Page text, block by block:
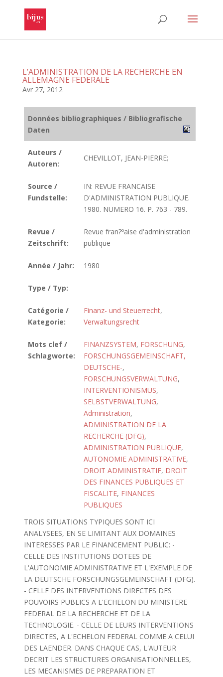
L’ADMINISTRATION DE LA RECHERCHE EN
ALLEMAGNE FEDERALE
Avr 27, 2012
Données bibliographiques / Bibliografische
Daten
Auteurs /
Autoren:
CHEVILLOT, JEAN-PIERRE;
Source /
Fundstelle:
IN: REVUE FRANCAISE
D'ADMINISTRATION PUBLIQUE.
1980. NUMERO 16. P. 763 - 789.
Revue /
Zeitschrift:
Revue fran?ºaise d'administration
publique
Année / Jahr: 1980
Type / Typ:
Catégorie /
Kategorie:
Finanz- und Steuerrecht,
Verwaltungsrecht
Mots clef /
Schlagworte:
FINANZSYSTEM, FORSCHUNG,
FORSCHUNGSGEMEINSCHAFT,
DEUTSCHE-,
FORSCHUNGSVERWALTUNG,
INTERVENTIONISMUS,
SELBSTVERWALTUNG,
Administration,
ADMINISTRATION DE LA
RECHERCHE (DFG),
ADMINISTRATION PUBLIQUE,
AUTONOMIE ADMINISTRATIVE,
DROIT ADMINISTRATIF, DROIT
DES FINANCES PUBLIQUES ET
FISCALITE, FINANCES
PUBLIQUES
TROIS SITUATIONS TYPIQUES SONT ICI
ANALYSEES, EN SE LIMITANT AUX DOMAINES
INTERESSES PAR LE FINANCEMENT PUBLIC: -
CELLE DES INSTITUTIONS DOTEES DE
L'AUTONOMIE ADMINISTRATIVE ET L'EXEMPLE DE
LA DEUTSCHE FORSCHUNGSGEMEINSCHAFT (DFG).
- CELLE DES INTERVENTIONS DIRECTES DES
POUVOIRS PUBLICS A L'ECHELON DU MINISTERE
FEDERAL DE LA RECHERCHE ET DE LA
TECHNOLOGIE. - CELLE DE LEURS INTERVENTIONS
DIRECTES, A L'ECHELON FEDERAL COMME A CELUI
DES LAENDER. DANS CHAQUE CAS, L'AUTEUR
DECRIT LES STRUCTURES ORGANISATIONNELLES,
LES MECANISMES DE PREPARATION ET